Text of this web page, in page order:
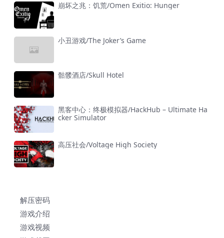
崩坏之兆：饥荒/Omen Exitio: Hunger
小丑游戏/The Joker’s Game
骷髅酒店/Skull Hotel
黑客中心：终极模拟器/HackHub – Ultimate Ha
cker Simulator
高压社会/Voltage High Society
解压密码
游戏介绍
游戏视频